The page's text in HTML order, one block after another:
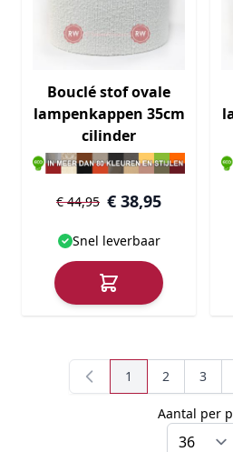
Bouclé stof ovale
lampenkappen 35cm
cilinder
€ 38,95
€ 44,95
Snel leverbaar
U lees
1 Pagina
2 3
Aantal per